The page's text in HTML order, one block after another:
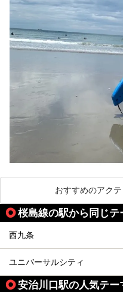
おすすめのアク
桜島線の駅から同じテ
西九条
ユニバーサルシティ
安治川口駅の人気テー